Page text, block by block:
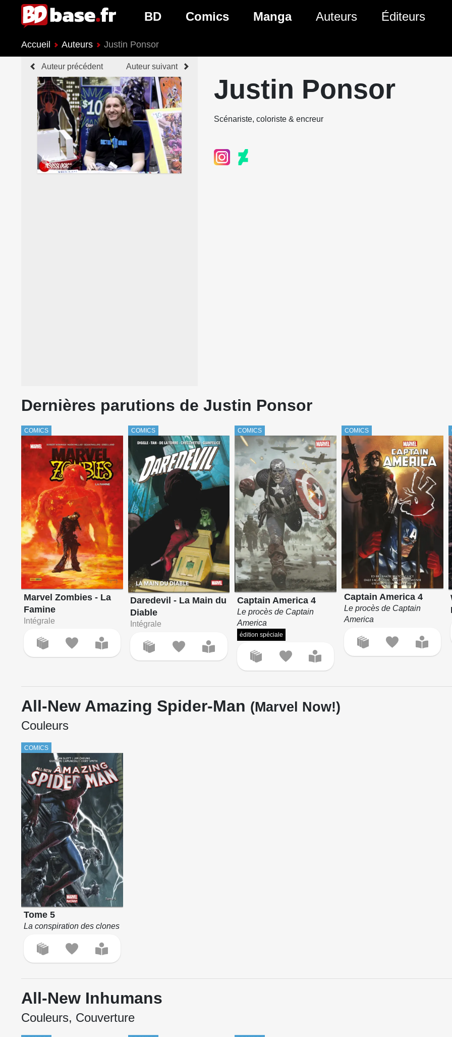
BD
Nouveautés BD
Prochaines sorties BD
Genres BD
Comics
Genres Comics
Manga
Genres Manga
Auteurs Éditeurs
Accueil Auteurs Justin Ponsor
Auteur précédent Auteur suivant
Justin Ponsor
Scénariste, coloriste & encreur
Dernières parutions de Justin Ponsor
COMICS
Marvel Zombies - La
Famine
Intégrale
COMICS
Daredevil - La Main du
Diable
Intégrale
COMICS
Captain America 4
Le procès de Captain
America
édition spéciale
COMICS
Captain America 4
Le procès de Captain
America
All-New Amazing Spider-Man (Marvel Now!)
Couleurs
COMICS
Tome 5
La conspiration des clones
All-New Inhumans
Couleurs, Couverture